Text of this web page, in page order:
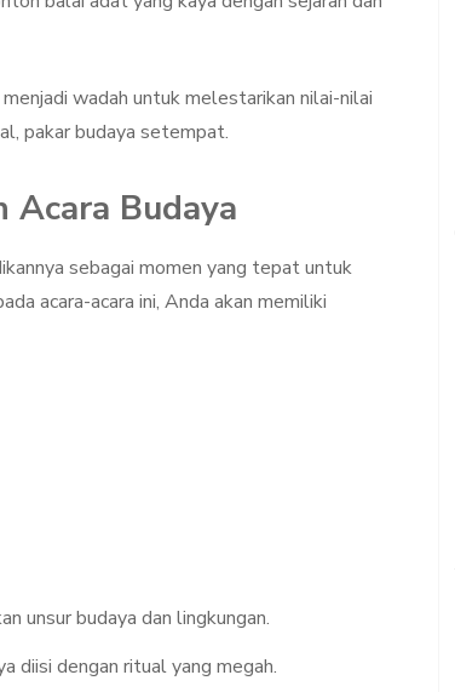
wadah untuk melestarikan nilai-nilai
pakar budaya setempat.
Budaya
sebagai momen yang tepat untuk
acara-acara ini, Anda akan memiliki
unsur budaya dan lingkungan.
diisi dengan ritual yang megah.